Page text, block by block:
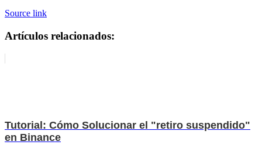
Source link
Artículos relacionados:
Tutorial: Cómo Solucionar el "retiro suspendido"
en Binance